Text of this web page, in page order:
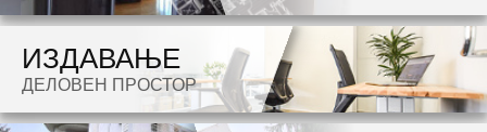
За Нас
Контакт
ИЗДАВАЊЕ
ДЕЛОВЕН ПРОСТОР